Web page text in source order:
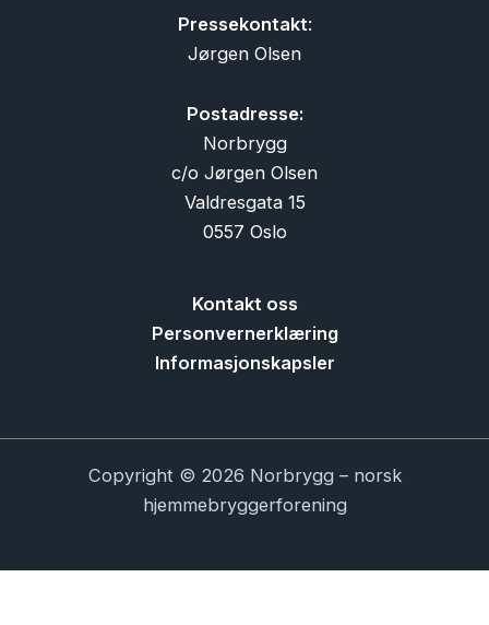
Pressekontakt:
Jørgen Olsen
Postadresse:
Norbrygg
c/o Jørgen Olsen
Valdresgata 15
0557 Oslo
Kontakt oss
Personvernerklæring
Informasjonskapsler
Copyright © 2026 Norbrygg – norsk
hjemmebryggerforening